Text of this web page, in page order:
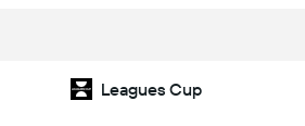
Leagues Cup